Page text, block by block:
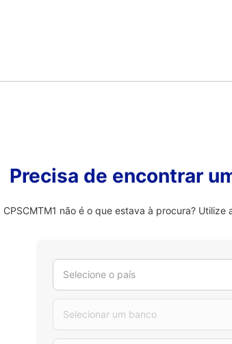
Precisa de encontrar
CPSCMTM1 não é o que estava à procura?
Selecione o país
Selecionar um banco